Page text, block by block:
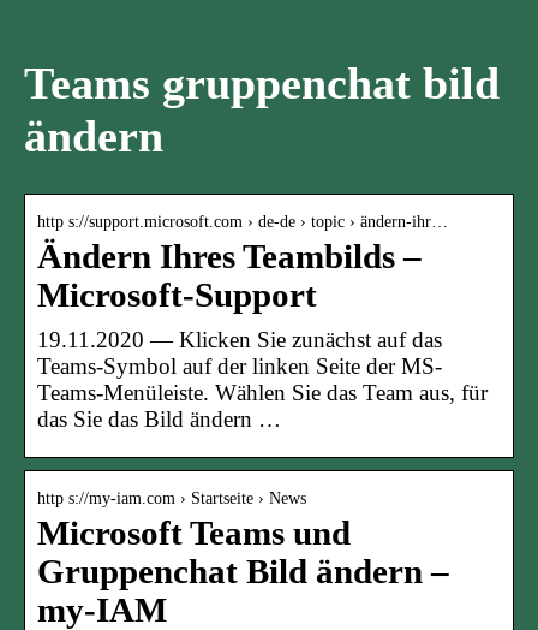
Teams gruppenchat bild
ändern
http s://support.microsoft.com › de-de › topic › ändern-ihr…
Ändern Ihres Teambilds –
Microsoft-Support
19.11.2020 — Klicken Sie zunächst auf das
Teams-Symbol auf der linken Seite der MS-
Teams-Menüleiste. Wählen Sie das Team aus, für
das Sie das Bild ändern …
http s://my-iam.com › Startseite › News
Microsoft Teams und
Gruppenchat Bild ändern –
my-IAM